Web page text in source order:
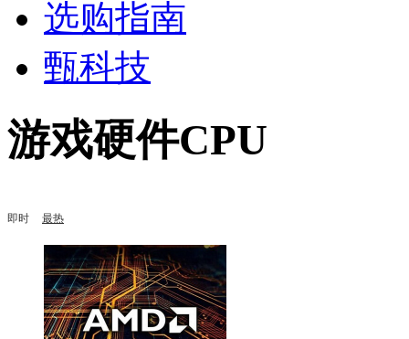
选购指南
甄科技
游戏硬件CPU
即时 最热